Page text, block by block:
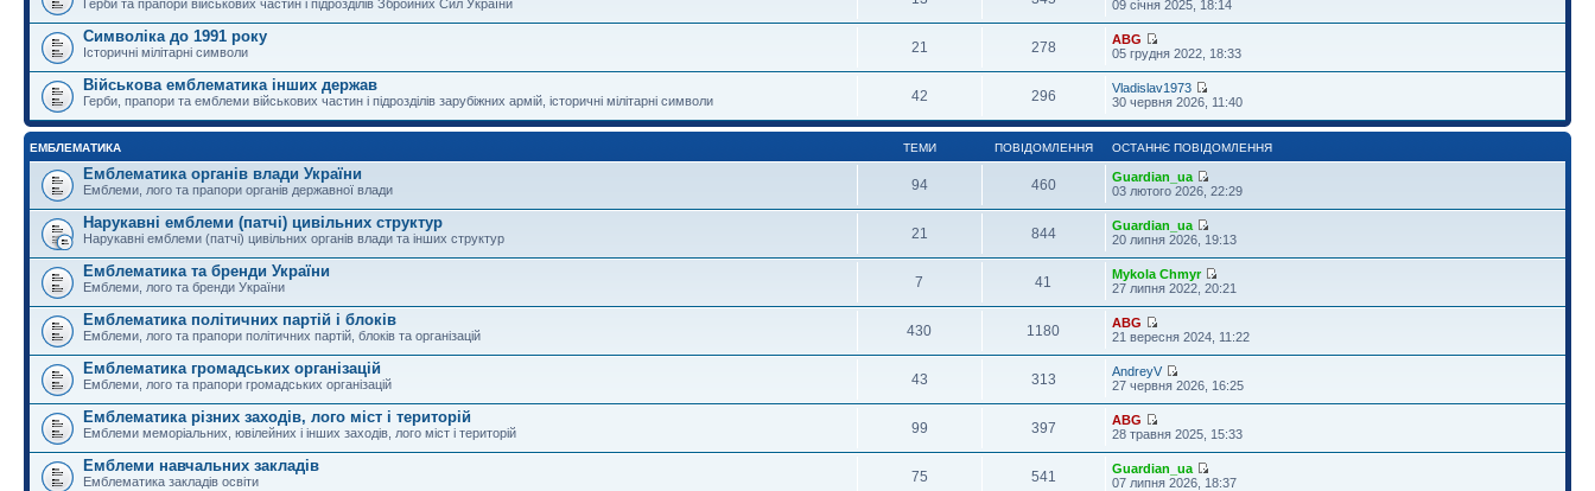
Герби та прапори військових частин і підрозділів Збройних Сил України 09 січня 2025, 18:14
Символіка до 1991 року
Історичні мілітарні символи 21 278
ABG
05 грудня 2022, 18:33
Військова емблематика інших держав
Герби, прапори та емблеми військових частин і підрозділів зарубіжних армій, історичні мілітарні символи 42 296
Vladislav1973
30 червня 2026, 11:40
ЕМБЛЕМАТИКА ТЕМИ ПОВІДОМЛЕННЯ ОСТАННЄ ПОВІДОМЛЕННЯ
Емблематика органів влади України
Емблеми, лого та прапори органів державної влади 94 460
Guardian_ua
03 лютого 2026, 22:29
Нарукавні емблеми (патчі) цивільних структур
Нарукавні емблеми (патчі) цивільних органів влади та інших структур 21 844
Guardian_ua
20 липня 2026, 19:13
Емблематика та бренди України
Емблеми, лого та бренди України 7 41
Mykola Chmyr
27 липня 2022, 20:21
Емблематика політичних партій і блоків
Емблеми, лого та прапори політичних партій, блоків та організацій 430 1180
ABG
21 вересня 2024, 11:22
Емблематика громадських організацій
Емблеми, лого та прапори громадських організацій 43 313
AndreyV
27 червня 2026, 16:25
Емблематика різних заходів, лого міст і територій
Емблеми меморіальних, ювілейних і інших заходів, лого міст і територій 99 397
ABG
28 травня 2025, 15:33
Емблеми навчальних закладів
Емблематика закладів освіти 75 541
Guardian_ua
07 липня 2026, 18:37